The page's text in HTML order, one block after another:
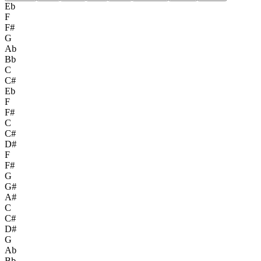
Eb
F
F#
G
Ab
Bb
C
C#
Eb
F
F#
C
C#
D#
F
F#
G
G#
A#
C
C#
D#
G
Ab